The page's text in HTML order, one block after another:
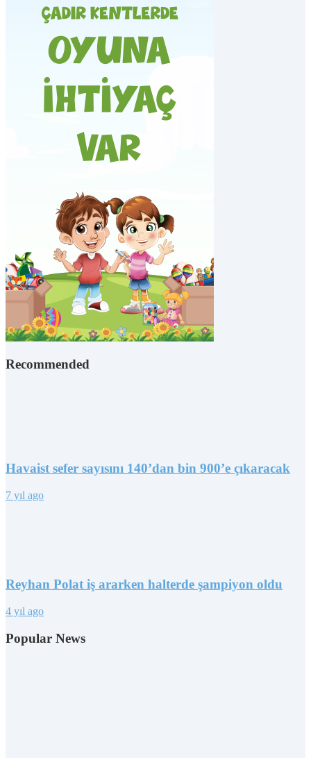
Recommended
Havaist sefer sayısını 140’dan bin 900’e çıkaracak
7 yıl ago
Reyhan Polat iş ararken halterde şampiyon oldu
4 yıl ago
Popular News